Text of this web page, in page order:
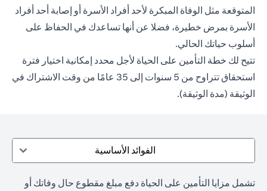
المتوقعة مثل الوفاة المبكرة لأحد أفراد الأسرة أو إصابة أحد أفراد
الأسرة بمرض خطيرة، فضلا عن أنها تساعدك في الحفاظ على
أسلوب حياتك الحالي.
تتيح لك خطة التأمين على الحياة لأجل محدد إمكانية اختيار فترة
استحقاق تتراوح من 5 سنوات إلى 35 عامًا من وقت الاشتراك في
الوثيقة (مدة الوثيقة).
الفوائد الأساسية
تشمل مزايا التأمين على الحياة دفع مبلغ مقطوع حال وفاتك أو